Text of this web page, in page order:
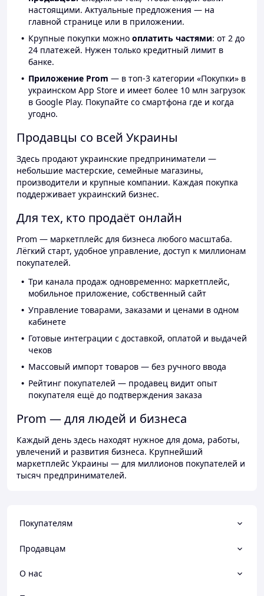
настоящими. Актуальные предложения — на
главной странице или в приложении.
Крупные покупки можно оплатить частями: от 2 до
24 платежей. Нужен только кредитный лимит в
банке.
Приложение Prom — в топ-3 категории «Покупки» в
украинском App Store и имеет более 10 млн загрузок
в Google Play. Покупайте со смартфона где и когда
угодно.
Продавцы со всей Украины
Здесь продают украинские предприниматели —
небольшие мастерские, семейные магазины,
производители и крупные компании. Каждая покупка
поддерживает украинский бизнес.
Для тех, кто продаёт онлайн
Prom — маркетплейс для бизнеса любого масштаба.
Лёгкий старт, удобное управление, доступ к миллионам
покупателей.
Три канала продаж одновременно: маркетплейс,
мобильное приложение, собственный сайт
Управление товарами, заказами и ценами в одном
кабинете
Готовые интеграции с доставкой, оплатой и выдачей
чеков
Массовый импорт товаров — без ручного ввода
Рейтинг покупателей — продавец видит опыт
покупателя ещё до подтверждения заказа
Prom — для людей и бизнеса
Каждый день здесь находят нужное для дома, работы,
увлечений и развития бизнеса. Крупнейший
маркетплейс Украины — для миллионов покупателей и
тысяч предпринимателей.
Покупателям
Продавцам
О нас